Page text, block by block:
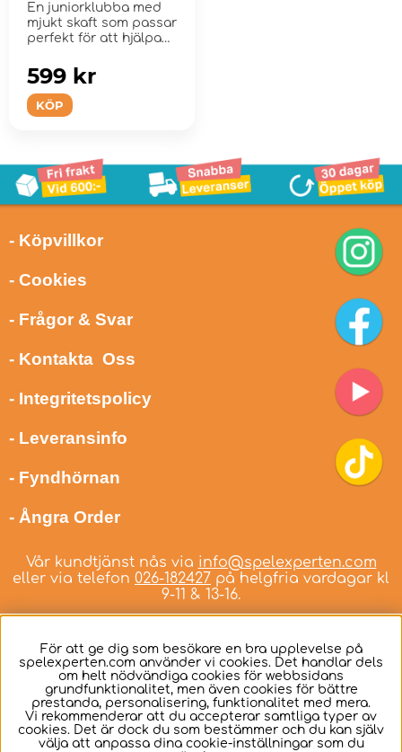
En juniorklubba med
mjukt skaft som passar
perfekt för att hjälpa
KÖP
599 kr
- Köpvillkor
- Cookies
- Frågor & Svar
- Kontakta Oss
- Integritetspolicy
- Leveransinfo
- Fyndhörnan
- Ångra Order
Vår kundtjänst nås via info@spelexperten.com
eller via telefon 026-182427 på helgfria vardagar kl
9-11 & 13-16.
Svenska
För att ge dig som besökare en bra upplevelse på
spelexperten.com använder vi cookies. Det handlar dels
om helt nödvändiga cookies för webbsidans
grundfunktionalitet, men även cookies för bättre
prestanda, personalisering, funktionalitet med mera.
Vi rekommenderar att du accepterar samtliga typer av
cookies. Det är dock du som bestämmer och du kan själv
välja att anpassa dina cookie-inställningar som du